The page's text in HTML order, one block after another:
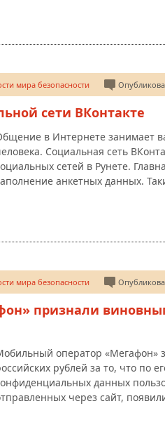
мира безопасности
сети ВКонтакте
в Интернете занимает
Социальная сеть
сетей в Рунете.
анкетных данных.
мира безопасности
признали
оператор «Мегафон»
рублей за то, что по
данных
через сайт,